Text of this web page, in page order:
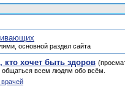
основной раздел сайта
кто хочет быть здоров
всем людям обо всём.